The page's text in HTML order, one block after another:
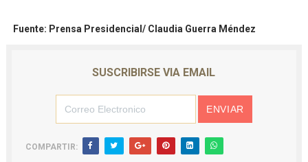
Fuente: Prensa Presidencial/ Claudia Guerra Méndez
SUSCRIBIRSE VIA EMAIL
COMPARTIR: